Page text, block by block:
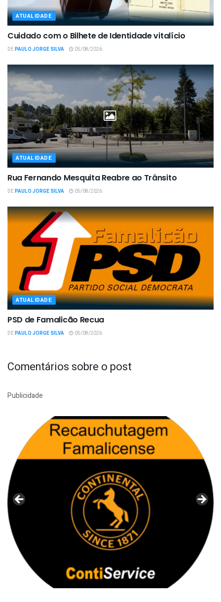
ATUALIDADE
Cuidado com o Bilhete de Identidade vitalício
DEPAULO JORGE SILVA 05/08/2026
ATUALIDADE
Rua Fernando Mesquita Reabre ao Trânsito
DEPAULO JORGE SILVA 05/08/2026
ATUALIDADE
PSD de Famalicão Recua
DEPAULO JORGE SILVA 05/08/2026
Comentários sobre o post
Publicidade